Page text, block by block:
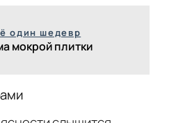
один шедевр
мокрой плитки